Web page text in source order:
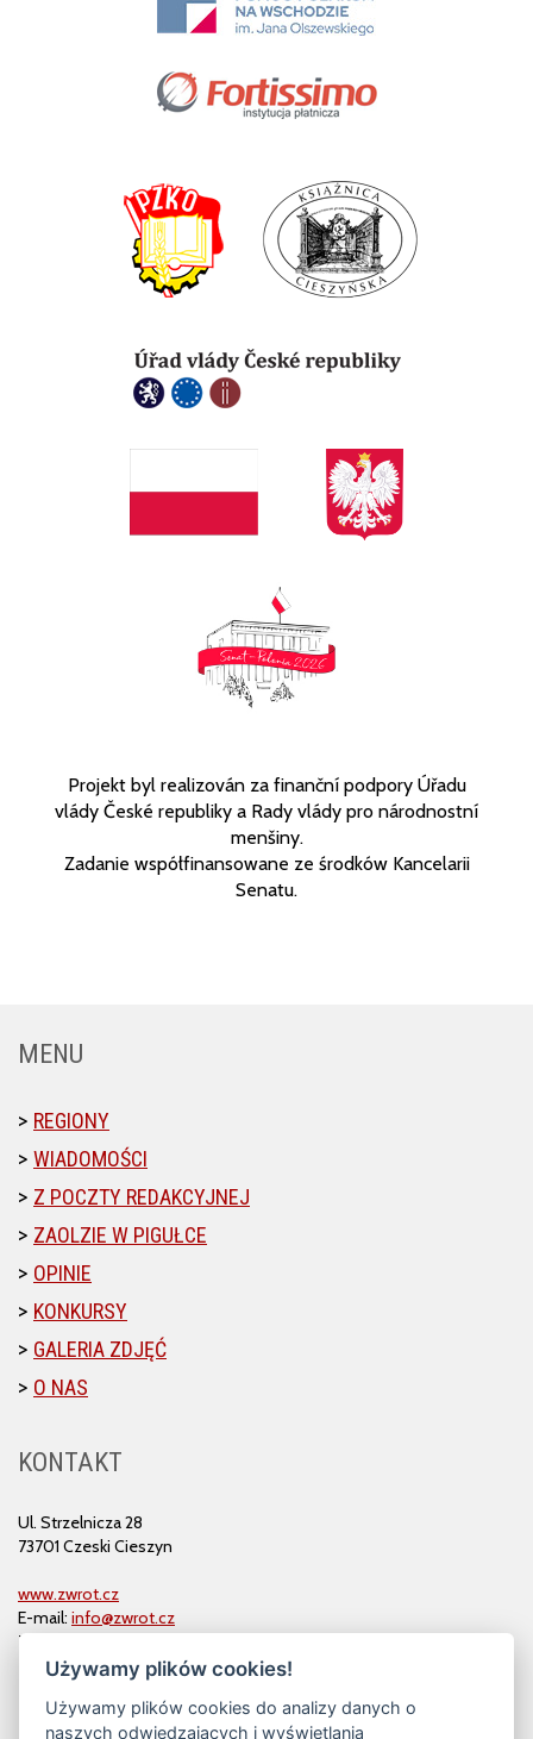
Projekt byl realizován za finanční podpory Úřadu
vlády České republiky a Rady vlády pro národnostní
menšiny.
Zadanie współfinansowane ze środków Kancelarii
Senatu.
MENU
REGIONY
WIADOMOŚCI
Z POCZTY REDAKCYJNEJ
ZAOLZIE W PIGUŁCE
OPINIE
KONKURSY
GALERIA ZDJĘĆ
O NAS
KONTAKT
Ul. Strzelnicza 28
73701 Czeski Cieszyn
www.zwrot.cz
E-mail: info@zwrot.cz
Tel. i faks: 558 711 582
Używamy plików cookies!
Używamy plików cookies do analizy danych o
naszych odwiedzających i wyświetlania